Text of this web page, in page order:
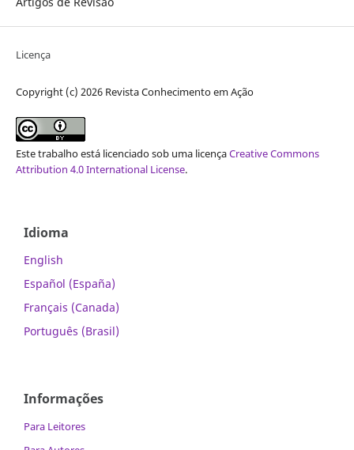
Licença
Copyright (c) 2026 Revista Conhecimento em Ação
Este trabalho está licenciado sob uma licençaCreative Commons
Attribution 4.0 International License.
Idioma
English
Español (España)
Français (Canada)
Português (Brasil)
Informações
Para Leitores